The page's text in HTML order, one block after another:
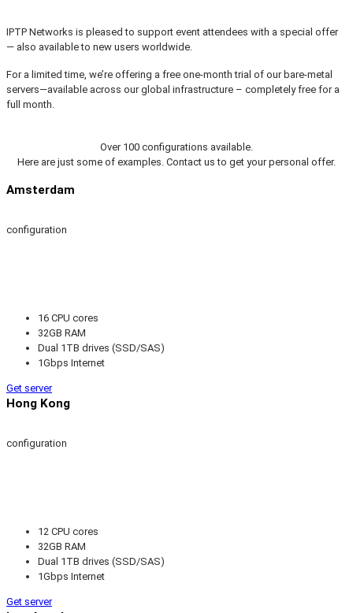
IPTP Networks is pleased to support event attendees with a special offer
— also available to new users worldwide.
For a limited time, we’re offering a free one-month trial of our bare-metal
servers—available across our global infrastructure – completely free for a
full month.
Over 100 configurations available.
Here are just some of examples. Contact us to get your personal offer.
Amsterdam
configuration
16 CPU cores
32GB RAM
Dual 1TB drives (SSD/SAS)
1Gbps Internet
Get server
Hong Kong
configuration
12 CPU cores
32GB RAM
Dual 1TB drives (SSD/SAS)
1Gbps Internet
Get server